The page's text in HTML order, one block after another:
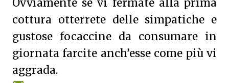
Ovviamente se vi fermate alla prima
cottura otterrete delle simpatiche e
gustose focaccine da consumare in
giornata farcite anch’esse come più vi
aggrada.